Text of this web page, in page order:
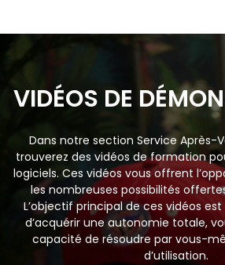
VIDÉOS DE
Dans notre section Service Après-
trouverez des vidéos de formation
logiciels. Ces vidéos vous offrent
les nombreuses possibilités
L’objectif principal de ces vidéos
d’acquérir une autonomie totale,
capacité de résoudre par vous-
d’utilisation.